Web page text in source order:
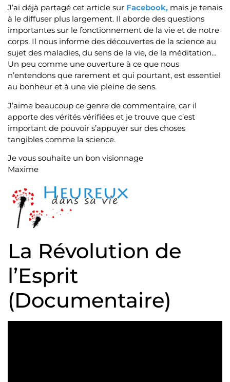
J’ai déjà partagé cet article sur Facebook, mais je tenais
à le diffuser plus largement. Il aborde des questions
importantes sur le fonctionnement de la vie et de notre
corps. Il nous informe des découvertes de la science au
sujet des maladies, du sens de la vie, de la méditation…
Un peu comme une ouverture à ce que nous
n’entendons que rarement et qui pourtant, est essentiel
au bonheur et à une vie pleine de sens.
J’aime beaucoup ce genre de commentaire, car il
apporte des vérités vérifiées et je trouve que c’est
important de pouvoir s’appuyer sur des choses
tangibles comme la science.
Je vous souhaite un bon visionnage
Maxime
La Révolution de
l’Esprit
(Documentaire)